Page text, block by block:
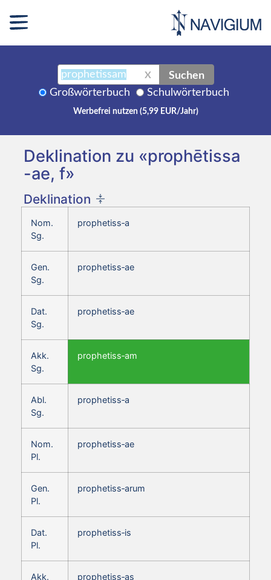
X Suchen
Großwörterbuch Schulwörterbuch
Werbefrei nutzen (5,99 EUR/Jahr)
Deklination zu «prophētissa
-ae, f»
Deklination
Nom.
Sg.
prophetiss‑a
Gen.
Sg.
prophetiss‑ae
Dat.
Sg.
prophetiss‑ae
Akk.
Sg.
prophetiss‑am
Abl.
Sg.
prophetiss‑a
Nom.
Pl.
prophetiss‑ae
Gen.
Pl.
prophetiss‑arum
Dat.
Pl.
prophetiss‑is
Akk.
prophetiss‑as